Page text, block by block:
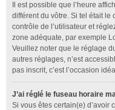
Il est possible que l’heure
différent du vôtre. Si tel était le
contrôle de l’utilisateur et
zone adéquate, par exemple
Veuillez noter que le réglage
autres réglages, n’est
pas inscrit, c’est l’occasion
J’ai réglé le fuseau horaire
Si vous êtes certain(e) d’avoir